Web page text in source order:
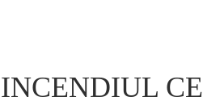
INCENDIUL